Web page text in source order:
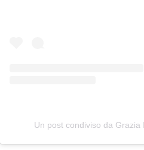
Un post condiviso da Grazia